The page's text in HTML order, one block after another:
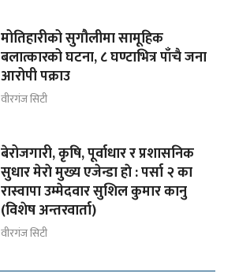
मोतिहारीको सुगौलीमा सामूहिक
बलात्कारको घटना, ८ घण्टाभित्र पाँचै जना
आरोपी पक्राउ
वीरगंज सिटी
बेरोजगारी, कृषि, पूर्वाधार र प्रशासनिक
सुधार मेराे मुख्य एजेन्डा हाे : पर्सा २ का
रास्वापा उम्मेदवार सुशिल कुमार कानु
(विशेष अन्तरवार्ता)
वीरगंज सिटी